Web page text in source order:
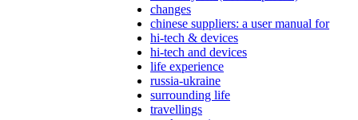
changes
chinese suppliers: a user manual for
hi-tech & devices
hi-tech and devices
life experience
russia-ukraine
surrounding life
travellings